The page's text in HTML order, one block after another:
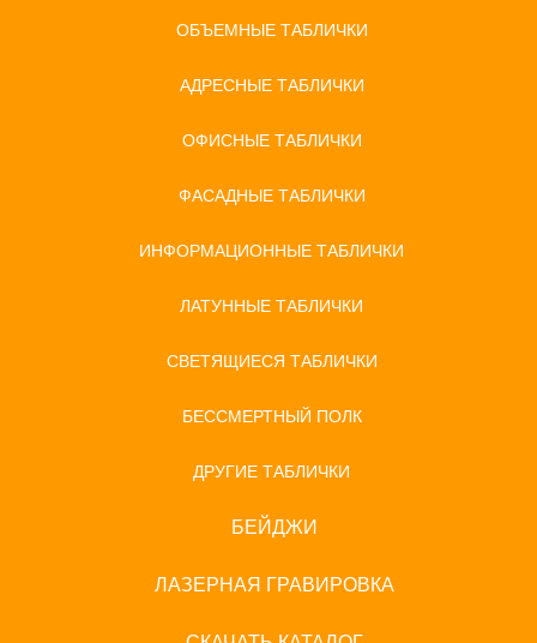
ОБЪЕМНЫЕ ТАБЛИЧКИ
АДРЕСНЫЕ ТАБЛИЧКИ
ОФИСНЫЕ ТАБЛИЧКИ
ФАСАДНЫЕ ТАБЛИЧКИ
ИНФОРМАЦИОННЫЕ ТАБЛИЧКИ
ЛАТУННЫЕ ТАБЛИЧКИ
СВЕТЯЩИЕСЯ ТАБЛИЧКИ
БЕССМЕРТНЫЙ ПОЛК
ДРУГИЕ ТАБЛИЧКИ
БЕЙДЖИ
ЛАЗЕРНАЯ ГРАВИРОВКА